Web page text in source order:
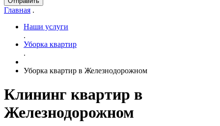
Главная .
Наши услуги
.
Уборка квартир
.
Уборка квартир в Железнодорожном
Клининг квартир в
Железнодорожном